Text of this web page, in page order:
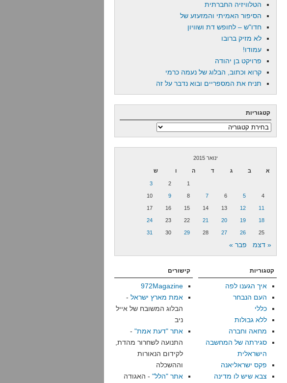
הטלוויזיה החברתית
הסיפור האמיתי והמזעזע של
חדו"ש – לחופש דת ושוויון
לא מזיק ברובו
עמודו!
פרויקט בן יהודה
קרוא וכתוב, הבלוג של נעמה כרמי
תניח את המספריים ובוא נדבר על זה
קטגוריות
קטגוריות
ינואר 2015
א ב ג ד ה ו ש
1
2
3
4
5
6
7
8
9
10
11
12
13
14
15
16
17
18
19
20
21
22
23
24
25
26
27
28
29
30
31
« דצמ פבר »
קטגוריות
איך הגענו לפה
העם הנבחר
כללי
ללא גבולות
מחאה וחברה
סגירתה של המחשבה
הישראלית
פקס ישראליאנה
צבא שיש לו מדינה
קישורים
972Magazine
אמת מארץ ישראל -
הבלוג המשובח של אייל
ניב
אתר "דעת אמת" -
התנועה לשחרור מהדת,
לקידום הנאורות
וההשכלה
אתר "הלל" - האגודה